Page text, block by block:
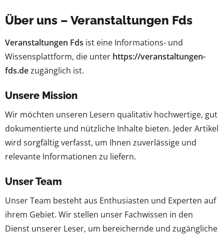
Über uns – Veranstaltungen Fds
Veranstaltungen Fds ist eine Informations- und
Wissensplattform, die unter https://veranstaltungen-
fds.dezugänglich ist.
Unsere Mission
Wir möchten unseren Lesern qualitativ hochwertige, gut
dokumentierte und nützliche Inhalte bieten. Jeder Artikel
wird sorgfältig verfasst, um Ihnen zuverlässige und
relevante Informationen zu liefern.
Unser Team
Unser Team besteht aus Enthusiasten und Experten auf
ihrem Gebiet. Wir stellen unser Fachwissen in den
Dienst unserer Leser, um bereichernde und zugängliche